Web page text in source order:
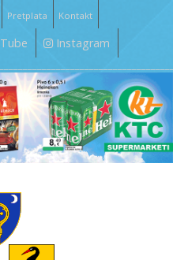
Pretplata Kontakt
Instagram